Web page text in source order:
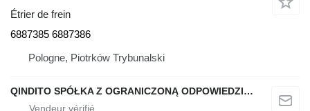
Étrier de frein
6887385 6887386
Pologne, Piotrków Trybunalski
QINDITO SPÓŁKA Z OGRANICZONĄ ODPOWIEDZIALNOŚCIĄ